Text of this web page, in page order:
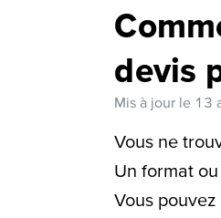
devis
Mis à jour le 13
Vous ne
Un format
Vous